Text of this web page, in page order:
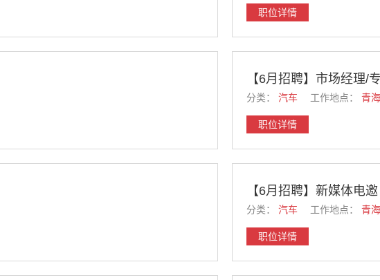
职位详情
【6月招聘】市场经理/
分类： 汽车 工作地点： 青海
职位详情
【6月招聘】新媒体电邀
分类： 汽车 工作地点： 青海
职位详情